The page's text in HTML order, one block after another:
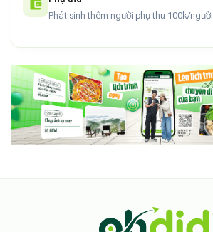
Phát sinh thêm người phụ thu 100k/người